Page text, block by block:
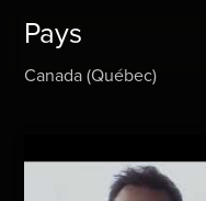
Pays
Canada (Québec)